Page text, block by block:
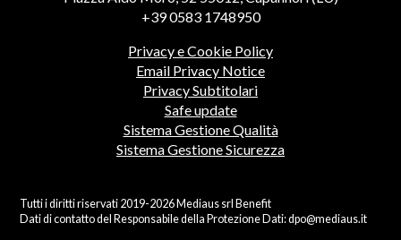
+39 0583 1748950
Privacy e Cookie Policy
Email Privacy Notice
Privacy Subtitolari
Safe update
Sistema Gestione Qualità
Sistema Gestione Sicurezza
Tutti i diritti riservati 2019-2026 Mediaus srl Benefit
Dati di contatto del Responsabile della Protezione Dati:dpo@mediaus.it